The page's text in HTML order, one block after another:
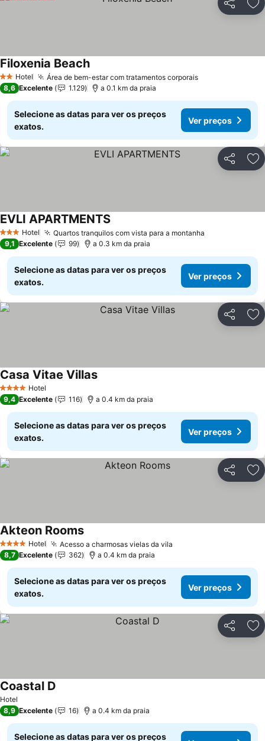
Partilhar
2 Estrelas
Hotel Área de bem-estar com tratamentos corporais
Filoxenia Beach
8,6 Excelente 1.129 a 0.1 km da praia
Selecione as datas para ver os preços
exatos.
Ver preços
Partilhar
3 EstrelasHotel Quartos tranquilos com vista para a montanha
EVLI APARTMENTS
9,1 Excelente 99 a 0.3 km da praia
Selecione as datas para ver os preços
exatos.
Ver preços
Partilhar
4 EstrelasHotel
Casa Vitae Villas
9,4 Excelente 116 a 0.4 km da praia
Selecione as datas para ver os preços
exatos.
Ver preços
Partilhar
4 EstrelasHotel Acesso a charmosas vielas da vila
Akteon Rooms
8,7 Excelente 362 a 0.4 km da praia
Selecione as datas para ver os preços
exatos.
Ver preços
Partilhar
Hotel
Coastal D
8,9 Excelente 16 a 0.4 km da praia
Selecione as datas para ver os preços